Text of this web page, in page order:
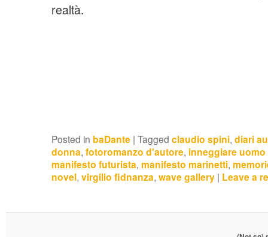
realtà.
Posted in baDante | Tagged claudio spini, diari
donna, fotoromanzo d'autore, inneggiare
manifesto futurista, manifesto marinetti,
novel, virgilio fidnanza, wave gallery | Leave a